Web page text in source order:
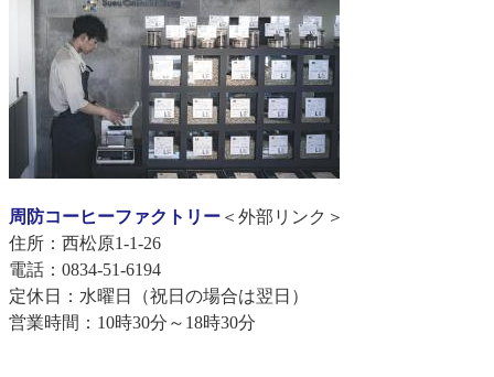
周防コーヒーファクトリー ＜外部リンク＞
住所：西松原1-1-26
​電話：0834-51-6194
定休日：水曜日（祝日の場合は翌日）
営業時間：10時30分～18時30分